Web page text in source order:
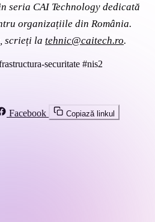
seria CAI Technology dedicată
organizațiile din România.
scrieți la tehnic@caitech.ro.
securitate #nis2
Facebook Copiază linkul